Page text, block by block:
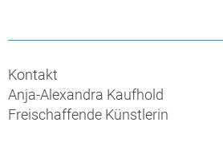
Kontakt
Anja-Alexandra Kaufhold
Freischaffende Künstlerin